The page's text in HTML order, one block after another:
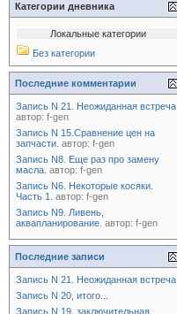
Категории дневника
Локальные категории
Без категории
Последние комментарии
Запись N 21. Неожиданная встреча
автор: f-gen
Запись N 15.Сравнение цен на
запчасти. автор: f-gen
Запись N8. Еще раз про замену
масла. автор: f-gen
Запись N6. Некоторые косяки.
Часть 1.
автор: f-gen
Запись N9. Ливень,
аквапланирование. автор: f-gen
Последние записи
Запись N 21. Неожиданная встреча
Запись N 20, итого...
Запись N 19, заключительная.